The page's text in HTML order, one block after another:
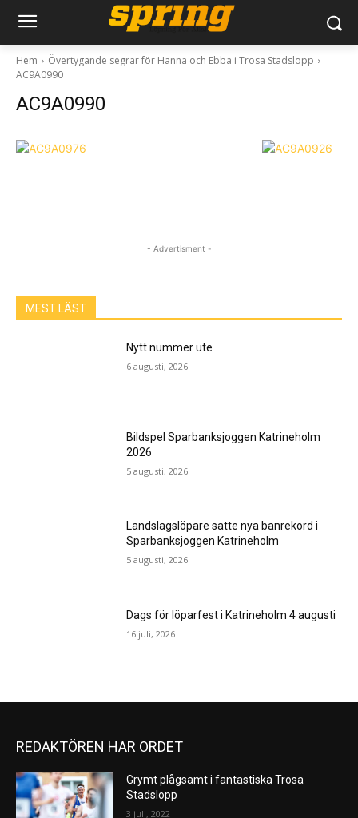
Hem
Övertygande segrar för Hanna och Ebba i Trosa Stadslopp
AC9A0990
AC9A0990
- Advertisment -
MEST LÄST
Nytt nummer ute
6 augusti, 2026
Bildspel Sparbanksjoggen Katrineholm
2026
5 augusti, 2026
Landslagslöpare satte nya banrekord i
Sparbanksjoggen Katrineholm
5 augusti, 2026
Dags för löparfest i Katrineholm 4 augusti
16 juli, 2026
REDAKTÖREN HAR ORDET
Grymt plågsamt i fantastiska Trosa
Stadslopp
3 juli, 2022